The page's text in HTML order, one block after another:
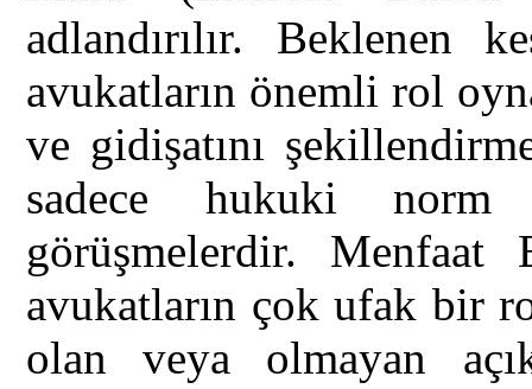
adlandırılır. Beklenen
avukatların önemli rol
ve gidişatını
sadece hukuki norm
görüşmelerdir. Menfaat
avukatların çok ufak bir
olan veya olmayan